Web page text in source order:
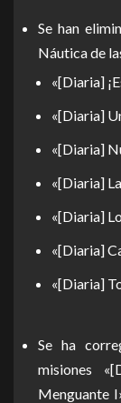
Se han
Náutica de
«[Diaria]
«[Diaria]
«[Diaria]
«[Diaria]
«[Diaria]
«[Diaria]
«[Diaria]
Se ha
misiones
Menguante